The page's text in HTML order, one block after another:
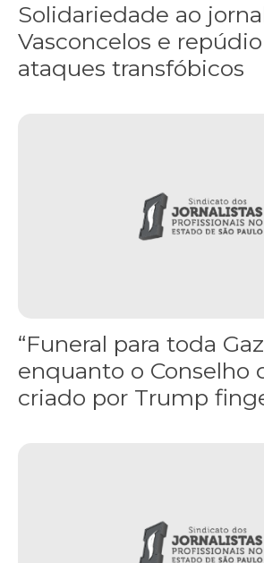
Solidariedade ao
Vasconcelos e
ataques transfóbicos
“Funeral para toda
enquanto o Conselho
criado por Trump